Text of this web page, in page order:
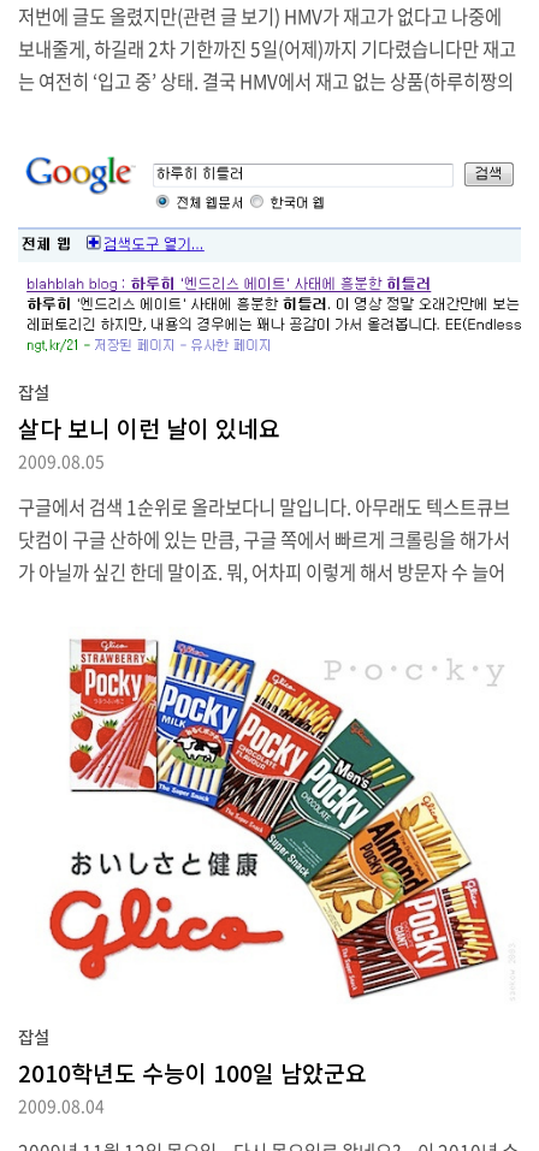
저번에 글도 올렸지만(관련 글 보기) HMV가 재고가 없다고 나중에
보내줄게, 하길래 2차 기한까진 5일(어제)까지 기다렸습니다만 재고
는 여전히 ‘입고 중’ 상태. 결국 HMV에서 재고 없는 상품(하루히짱의
Fedex (DVD 한 장에 배송비가 1700엔-약 22000원- 이라죠)저기
나온 값은 어차피 임시 승인 비슷한 거라 크게 의미는 없고요. 실제 돈
뽑아가는 승인은 1주일 정도 지나야 떨어질 텐데, 제발 그 때까지 환
율이 1200원 대에서 버텨주기를 바라야죠.
잡설
살다 보니 이런 날이 있네요
2009.08.05
구글에서 검색 1순위로 올라보다니 말입니다. 아무래도 텍스트큐브
닷컴이 구글 산하에 있는 만큼, 구글 쪽에서 빠르게 크롤링을 해가서
가 아닐까 싶긴 한데 말이죠. 뭐, 어차피 이렇게 해서 방문자 수 늘어
잡설
2010학년도 수능이 100일 남았군요
2009.08.04